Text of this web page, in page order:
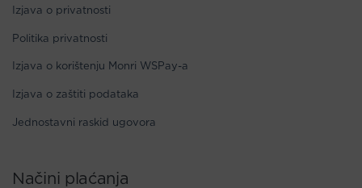
Izjava o privatnosti
Politika privatnosti
Izjava o korištenju Monri WSPay-a
Izjava o zaštiti podataka
Jednostavni raskid ugovora
Načini plaćanja